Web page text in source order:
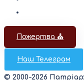
Пожертва ⛪️
Наш Телеграм
© 2000-2026